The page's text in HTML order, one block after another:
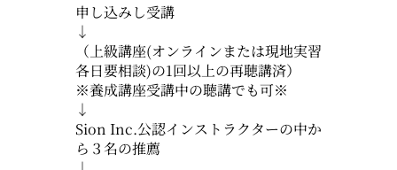
申し込みし受講
↓
（上級講座(オンラインまたは現地実習
各日要相談)の1回以上の再聴講済）
※養成講座受講中の聴講でも可※
↓
Sion Inc.公認インストラクターの中か
ら３名の推薦